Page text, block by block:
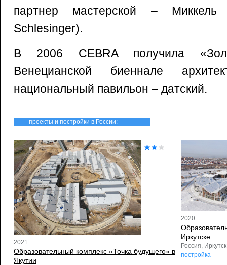
партнер мастерской – Миккель
Schlesinger).
В 2006 CEBRA получила
Венецианской биеннале
национальный павильон – датский.
проекты и постройки в России:
2021
Образовательный комплекс «Точка будущего» в
Якутии
2020
Иркутске
Россия, Иркутск
постройка